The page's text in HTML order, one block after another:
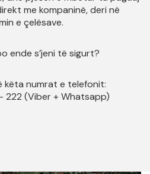
me kompaninë, deri në
e çelësave.
ende s’jeni të sigurt?
këta numrat e telefonit:
222 (Viber + Whatsapp)